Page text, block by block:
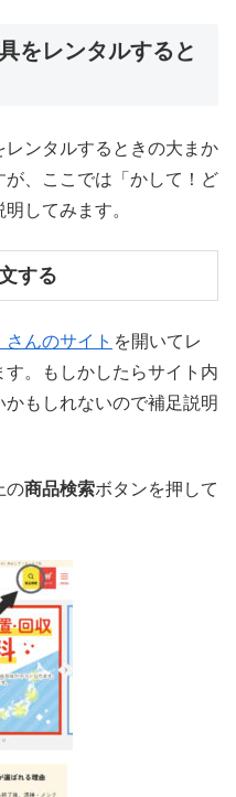
をレンタルすると
ンタルするときの大まか
、ここでは「かして！ど
してみます。
する
さんのサイト を開いてレ
。もしかしたらサイト内
もしれないので補足説明
の商品検索ボタンを押して